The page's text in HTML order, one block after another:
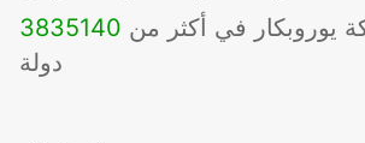
3835 يوروبكار في أكثر من 140
دولة